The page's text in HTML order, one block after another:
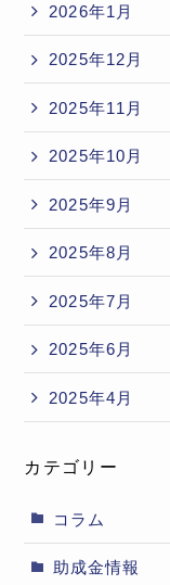
2026年1月
2025年12月
2025年11月
2025年10月
2025年9月
2025年8月
2025年7月
2025年6月
2025年4月
カテゴリー
コラム
助成金情報